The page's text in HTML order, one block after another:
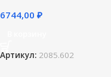
6744,00 ₽
Артикул: 2085.602